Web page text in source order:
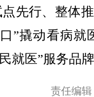
先行、整体
”撬动看病就
就医”服务品
责任编